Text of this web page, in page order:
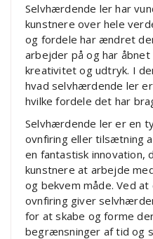
Selvhærdende ler har
kunstnere over hele
og fordele har ændret
arbejder på og har
kreativitet og udtryk. I
hvad selvhærdende ler
hvilke fordele det har
Selvhærdende ler er en
ovnfiring eller tilsætning
en fantastisk
kunstnere at arbejde
og bekvem måde. Ved
ovnfiring giver
for at skabe og forme
begrænsninger af tid og